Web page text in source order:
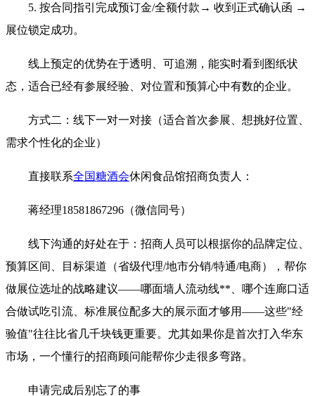
5. 按合同指引完成预订金/全额付款 → 收到正式确认函 →
展位锁定成功。
线上预定的优势在于透明、可追溯，能实时看到图纸状
态，适合已经有参展经验、对位置和预算心中有数的企业。
方式二：线下一对一对接（适合首次参展、想挑好位置、
需求个性化的企业）
直接联系全国糖酒会休闲食品馆招商负责人：
蒋经理18581867296（微信同号）
线下沟通的好处在于：招商人员可以根据你的品牌定位、
预算区间、目标渠道（省级代理/地市分销/特通/电商），帮你
做展位选址的战略建议——哪面墙人流动线**、哪个连廊口适
合做试吃引流、标准展位配多大的展示面才够用——这些"经
验值"往往比省几千块钱更重要。尤其如果你是首次打入华东
市场，一个懂行的招商顾问能帮你少走很多弯路。
申请完成后别忘了的事